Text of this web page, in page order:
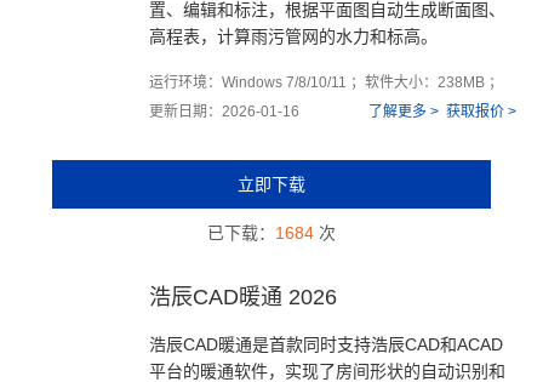
置、编辑和标注，根据平面图自动生成断面图、
高程表，计算雨污管网的水力和标高。
运行环境：Windows 7/8/10/11 ；软件大小：238MB ；
更新日期：2026-01-16
获取报价 >
了解更多 >
立即下载
已下载： 1684次
浩辰CAD暖通 2026
浩辰CAD暖通是首款同时支持浩辰CAD和ACAD
平台的暖通软件，实现了房间形状的自动识别和